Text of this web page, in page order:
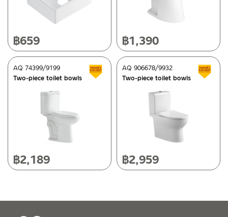
662/61-62 Rama 3 Road, Bangpongpang, Yannawa,
Bangkok 10120
Tel: 02-358-0080 / 080-075-8668 / 091-545-0556
After Sales Service Center Chiangmai
118/33 Onsirin M.8, Sunpuloey, Doysaked, Chaingmai 50220
Operating Time
Monday – Friday 8:30-17:30 hrs.
Saturday 8:30-15:00 hrs.
Closed on Sunday and Special / Public Holidays
ติดต่อ ชาญไพบูลย์ / Contact Us Click Here
฿659 ฿1,390
Two-piece toilet bowls
AQ 74399/9199 Clearance sale
฿2,189
Two-piece toilet bowls
AQ 906678/9932
฿2,959